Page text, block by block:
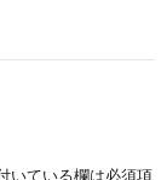
いている欄は必須項